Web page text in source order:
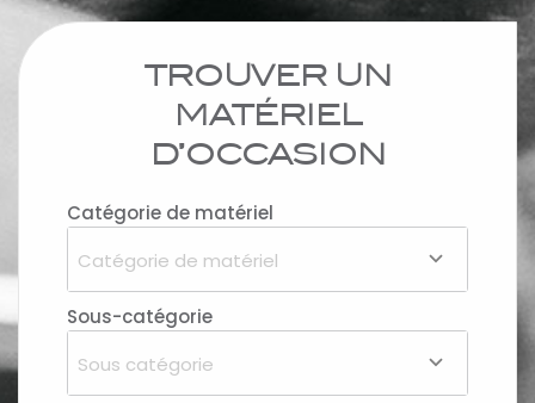
TROUVER UN
MATÉRIEL
D’OCCASION
Catégorie de matériel
Catégorie de matériel
Sous-catégorie
Sous catégorie